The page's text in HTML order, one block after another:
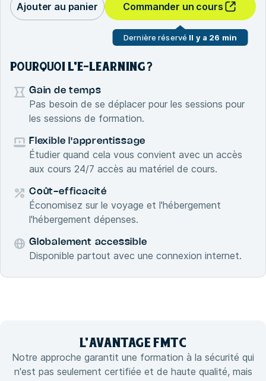
Ajouter au panier Commander un cours
Dernière réservé Il y a 26 min
POURQUOI L'E-LEARNING ?
Gain de temps
Pas besoin de se déplacer pour les sessions pour
les sessions de formation.
Flexible l'apprentissage
Étudier quand cela vous convient avec un accès
aux cours 24/7 accès au matériel de cours.
Coût-efficacité
Économisez sur le voyage et l'hébergement
l'hébergement dépenses.
Globalement accessible
Disponible partout avec une connexion internet.
L'AVANTAGE FMTC
Notre approche garantit une formation à la sécurité qui
n'est pas seulement certifiée et de haute qualité, mais